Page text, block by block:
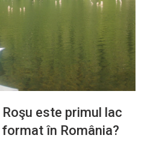
este primul lac
în România?